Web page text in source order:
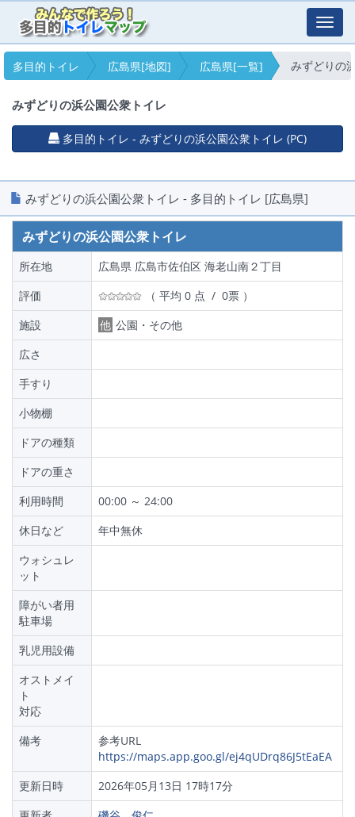
多目的トイレ
広島県[地図] 広島県[一覧] みずどりの
みずどりの浜公園公衆トイレ
多目的トイレ - みずどりの浜公園公衆トイレ (PC)
みずどりの浜公園公衆トイレ - 多目的トイレ [広島県]
みずどりの浜公園公衆トイレ
所在地
広島県 広島市佐伯区 海老山南２丁目
評価
（ 平均 0 点 / 0票 ）
施設
他 公園・その他
広さ
手すり
小物棚
ドアの種類
ドアの重さ
利用時間
00:00 ～ 24:00
休日など
年中無休
ウォシュレ
ット
障がい者用
駐車場
乳児用設備
オストメイ
ト
対応
備考
参考URL
https://maps.app.goo.gl/ej4qUDrq86J5tEaEA
更新日時
2026年05月13日 17時17分